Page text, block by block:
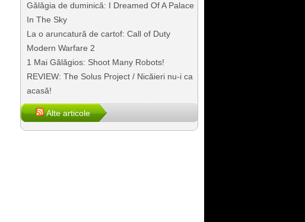
Gălăgia de duminică: I Dreamed Of A Palace
In The Sky
La o aruncatură de cartof: Call of Duty
Modern Warfare 2
1 Mai Gălăgios: Shoot Many Robots!
REVIEW: The Solus Project / Nicăieri nu-i ca
acasă!
Alte articole